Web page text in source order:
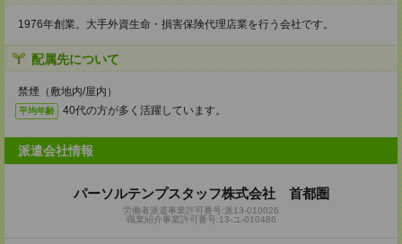
1976年創業。大手外資生命・損害保険代理店業を行う会社です。
配属先について
禁煙（敷地内/屋内）
平均年齢 40代の方が多く活躍しています。
派遣会社情報
パーソルテンプスタッフ株式会社 首都圏
労働者派遣事業許可番号:派13-010026
職業紹介事業許可番号:13-ユ-010486